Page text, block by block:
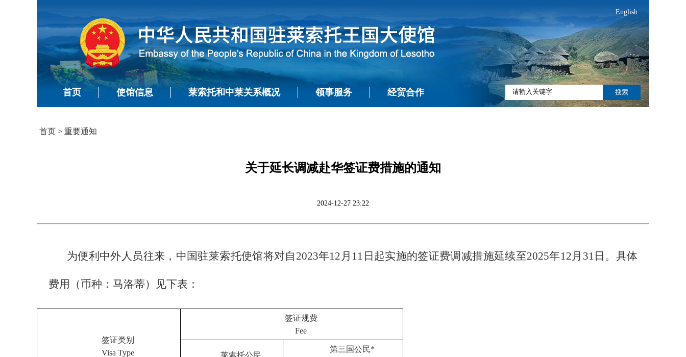
English
首页 使馆信息 莱索托和中莱关系概况 领事服务 经贸合作 搜索
首页 > 重要通知
关于延长调减赴华签证费措施的通知
2024-12-27 23:22
为便利中外人员往来，中国驻莱索托使馆将对自2023年12月11日起实施的签证费调减措施延续至2025年12月31日。具体
费用（币种：马洛蒂）见下表：
签证类别
Visa Type
签证规费
Fee
莱索托公民
第三国公民*